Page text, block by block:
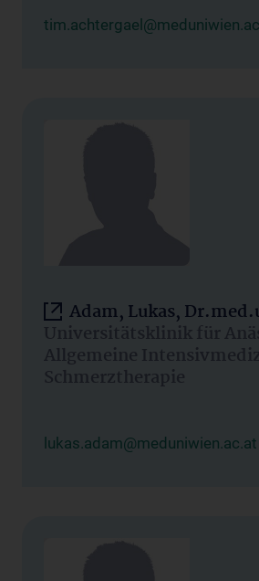
Adam, Lukas,
Universitätsklinik für
Allgemeine
Schmerztherapie
lukas.adam@meduniwien.ac.at